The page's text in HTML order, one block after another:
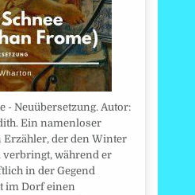
- Neuübersetzung. Autor:
Ein namenloser
der den Winter
verbringt, während er
in der Gegend
im Dorf einen